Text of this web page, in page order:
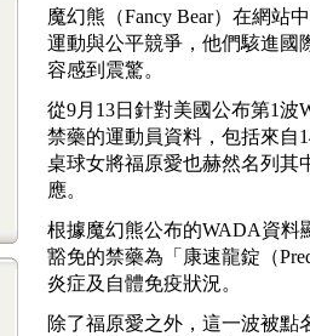
魔幻熊（Fancy Bear）在網站
運動與公平競爭，他們駭進國
容感到震驚。
從9月13日針對美國公布第1
禁藥的運動員資料，包括來自
桌球女將福原愛也赫然名列其
應。
根據魔幻熊公布的WADA資料
豁免的禁藥為「康速龍錠（
炎症及自體免疫狀況。
除了福原愛之外，這一波被點